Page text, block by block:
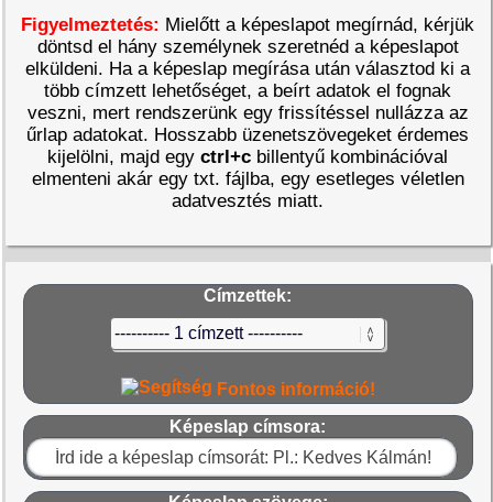
Figyelmeztetés: Mielőtt a képeslapot megírnád, kérjük
döntsd el hány személynek szeretnéd a képeslapot
elküldeni. Ha a képeslap megírása után választod ki a
több címzett lehetőséget, a beírt adatok el fognak
veszni, mert rendszerünk egy frissítéssel nullázza az
űrlap adatokat. Hosszabb üzenetszövegeket érdemes
kijelölni, majd egyctrl+c billentyű kombinációval
elmenteni akár egy txt. fájlba, egy esetleges véletlen
adatvesztés miatt.
Címzettek:
Fontos információ!
Képeslap címsora: